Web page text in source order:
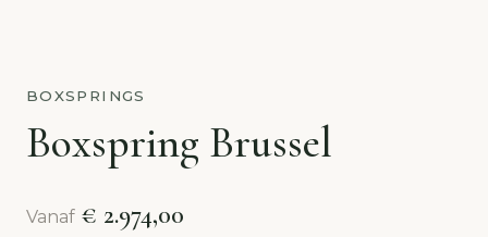
BOXSPRINGS
Boxspring Brussel
Vanaf € 2.974,00